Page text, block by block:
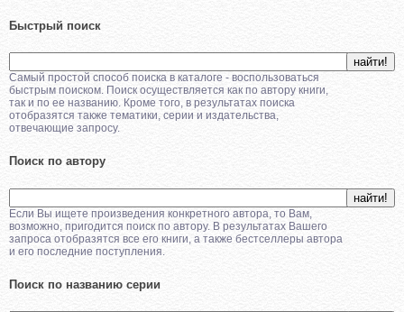
Быстрый поиск
Самый простой способ поиска в каталоге - воспользоваться
быстрым поиском. Поиск осуществляется как по автору книги,
так и по ее названию. Кроме того, в результатах поиска
отобразятся также тематики, серии и издательства,
отвечающие запросу.
Поиск по автору
Если Вы ищете произведения конкретного автора, то Вам,
возможно, пригодится поиск по автору. В результатах Вашего
запроса отобразятся все его книги, а также бестселлеры автора
и его последние поступления.
Поиск по названию серии